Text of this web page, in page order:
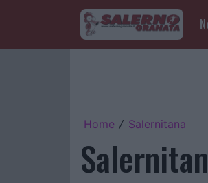
Home / Salernitana